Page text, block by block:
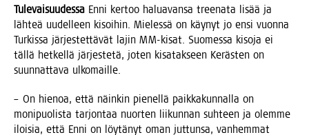
Tule­vai­suu­des­sa Enni ker­too halua­van­sa tree­na­ta lisää ja
läh­teä uudel­leen kisoi­hin. Mie­les­sä on käy­nyt jo ensi vuon­na
Tur­kis­sa jär­jes­tet­tä­vät lajin MM-kisat. Suo­mes­sa kiso­ja ei
täl­lä het­kel­lä jär­jes­te­tä, joten kisa­tak­seen Keräs­ten on
suun­nat­ta­va ulkomaille.
– On hie­noa, että näin­kin pie­nel­lä paik­ka­kun­nal­la on
moni­puo­lis­ta tar­jon­taa nuor­ten lii­kun­nan suh­teen ja olem­me
iloi­sia, että Enni on löy­tä­nyt oman jut­tun­sa, van­hem­mat